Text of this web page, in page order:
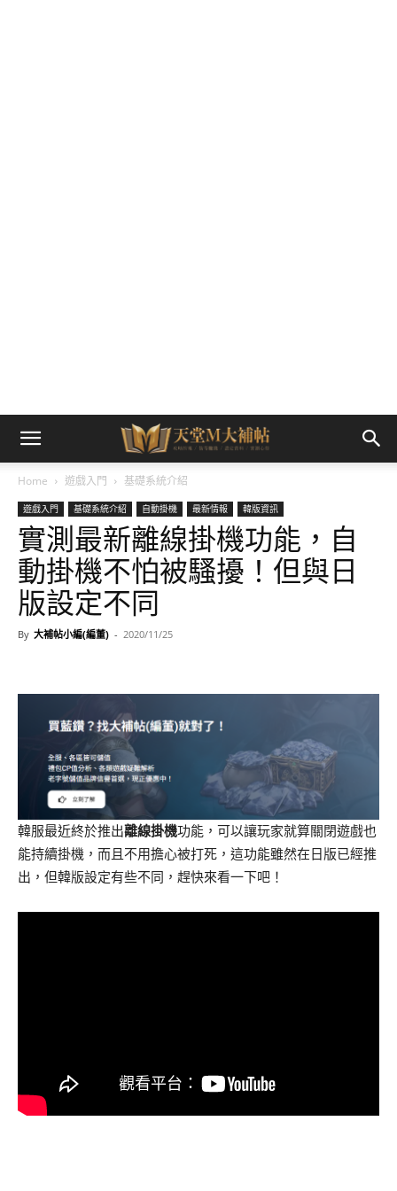
Home 遊戲入門 基礎系統介紹
遊戲入門 基礎系統介紹 自動掛機 最新情報 韓版資訊
實測最新離線掛機功能，自
動掛機不怕被騷擾！但與日
版設定不同
By 大補帖小編(編董) - 2020/11/25
韓服最近終於推出離線掛機功能，可以讓玩家就算關閉遊戲也
能持續掛機，而且不用擔心被打死，這功能雖然在日版已經推
出，但韓版設定有些不同，趕快來看一下吧！